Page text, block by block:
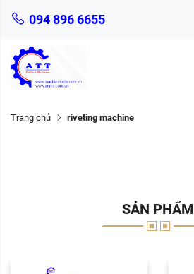
094 896 6655
Trang chủ riveting machine
SẢN PHẨM